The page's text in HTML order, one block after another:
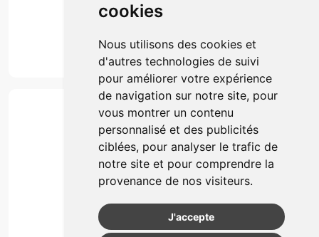
cookies
Nous utilisons des cookies et
d'autres technologies de suivi
pour améliorer votre expérience
de navigation sur notre site, pour
vous montrer un contenu
personnalisé et des publicités
ciblées, pour analyser le trafic de
notre site et pour comprendre la
provenance de nos visiteurs.
J'accepte
Marques
Suivez-nous
Paiement
Simple, rapide et 100% sécurisé
Retrait & Livriason
Retrait en automate ou Locker
Livraison chez vous